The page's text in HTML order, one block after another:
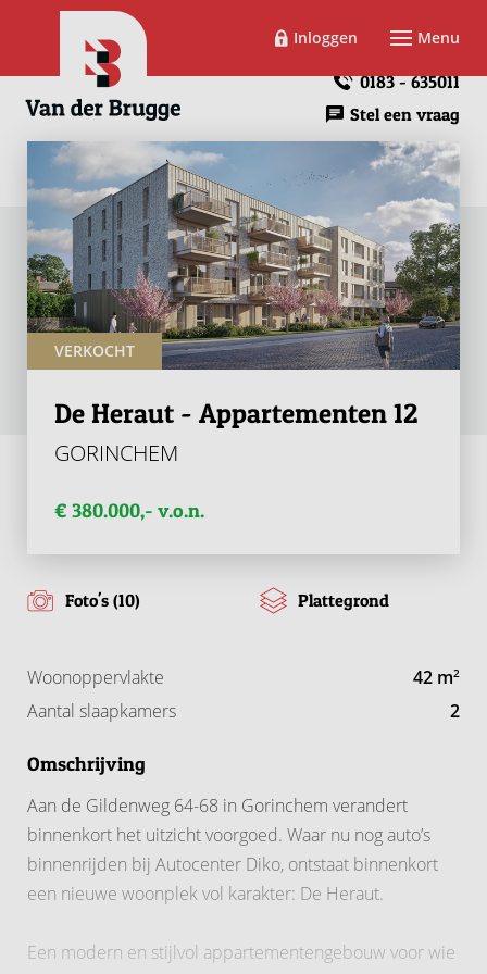
Inloggen Menu
0183 - 635011
Stel een vraag
VERKOCHT
De Heraut - Appartementen 12
GORINCHEM
€ 380.000,- v.o.n.
Foto's (10) Plattegrond
Woonoppervlakte 42 m2
Aantal slaapkamers 2
Omschrijving
Aan de Gildenweg 64-68 in Gorinchem verandert
binnenkort het uitzicht voorgoed. Waar nu nog auto’s
binnenrijden bij Autocenter Diko, ontstaat binnenkort
een nieuwe woonplek vol karakter: De Heraut.
Een modern en stijlvol appartementengebouw voor wie